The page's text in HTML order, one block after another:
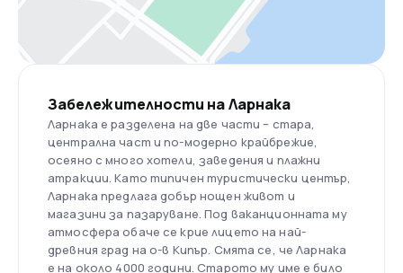
Забележителности на Ларнака
Ларнака е разделена на две части – стара,
централна част и по-модерно крайбрежие,
осеяно с много хотели, заведения и плажни
атракции. Като типичен туристически център,
Ларнака предлага добър нощен живот и
магазини за пазаруване. Под ваканционната му
атмосфера обаче се крие лицето на най-
древния град на о-в Кипър. Смята се, че Ларнака
е на около 4000 години. Старото му име е било